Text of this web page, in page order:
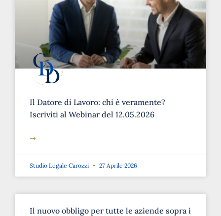
Il Datore di Lavoro: chi è veramente?
Iscriviti al Webinar del 12.05.2026
➞
Studio Legale Carozzi 27 Aprile 2026
Il nuovo obbligo per tutte le aziende sopra i